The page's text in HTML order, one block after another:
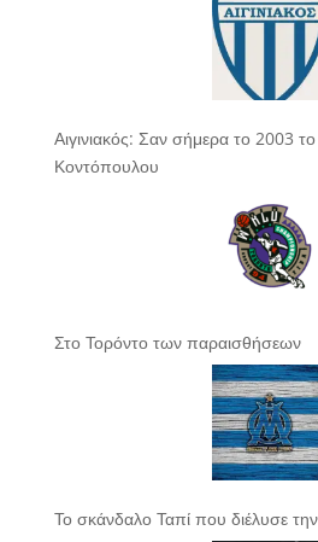
Αιγινιακός: Σαν σήμερα το 2003
Κοντόπουλου
Στο Τορόντο των παραισθήσεων
Το σκάνδαλο Ταπί που διέλυσε